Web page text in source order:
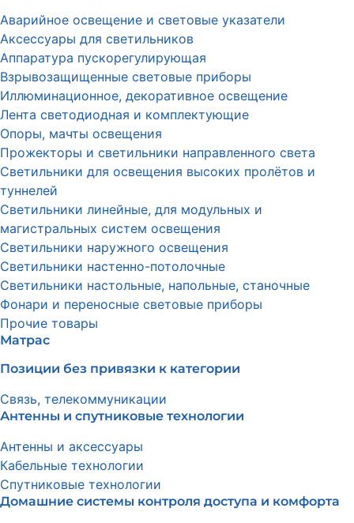
Аварийное освещение и световые указатели
Аксессуары для светильников
Аппаратура пускорегулирующая
Взрывозащищенные световые приборы
Иллюминационное, декоративное освещение
Лента светодиодная и комплектующие
Опоры, мачты освещения
Прожекторы и светильники направленного света
Светильники для освещения высоких пролётов и
туннелей
Светильники линейные, для модульных и
магистральных систем освещения
Светильники наружного освещения
Светильники настенно-потолочные
Светильники настольные, напольные, станочные
Фонари и переносные световые приборы
Прочие товары
Матрас
Позиции без привязки к категории
Связь, телекоммуникации
Антенны и спутниковые технологии
Антенны и аксессуары
Кабельные технологии
Спутниковые технологии
Домашние системы контроля доступа и комфорта